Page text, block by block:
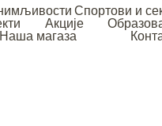
Спортови и
Акције
Наша магаза